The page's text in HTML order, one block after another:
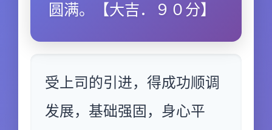
圆满。【大吉．９０分】
受上司的引进，得成功顺调
发展，基础强固，身心平